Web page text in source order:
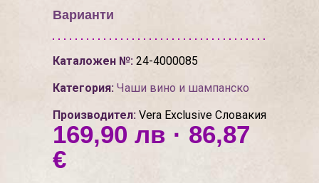
Варианти
Каталожен №: 24-4000085
Категория: Чаши вино и шампанско
Производител: Vera Exclusive Словакия
169,90 лв · 86,87
€